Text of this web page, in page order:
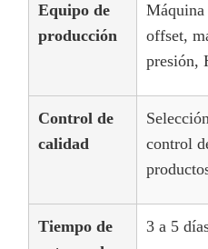
Equipo de
producción
Máquina
offset,
presión,
Control de
calidad
control
Tiempo de
3 a 5